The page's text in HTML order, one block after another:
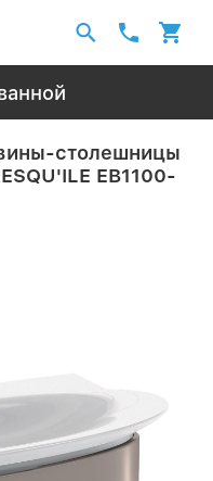
столешницы
EB1100-